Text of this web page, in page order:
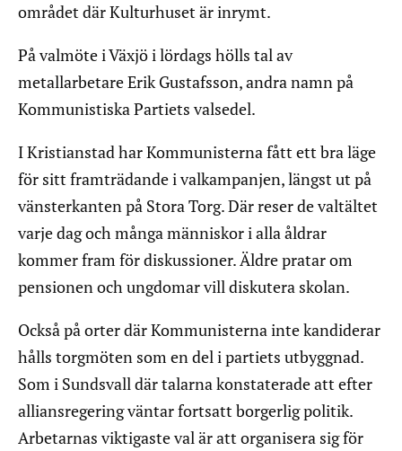
området där Kulturhuset är inrymt.
På valmöte i Växjö i lördags hölls tal av
metallarbetare Erik Gustafsson, andra namn på
Kommunistiska Partiets valsedel.
I Kristianstad har Kommunisterna fått ett bra läge
för sitt framträdande i valkampanjen, längst ut på
vänsterkanten på Stora Torg. Där reser de valtältet
varje dag och många människor i alla åldrar
kommer fram för diskussioner. Äldre pratar om
pensionen och ungdomar vill diskutera skolan.
Också på orter där Kommunisterna inte kandiderar
hålls torgmöten som en del i partiets utbyggnad.
Som i Sundsvall där talarna konstaterade att efter
alliansregering väntar fortsatt borgerlig politik.
Arbetarnas viktigaste val är att organisera sig för